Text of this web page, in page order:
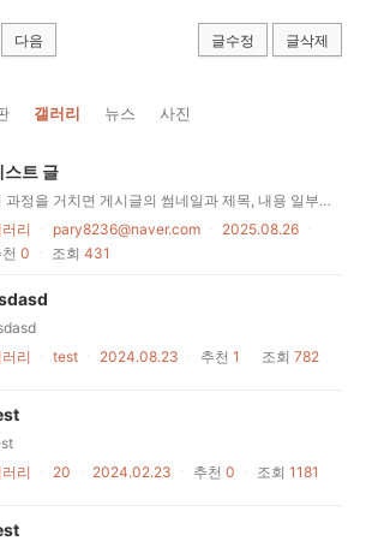
다음 글수정 글삭제
갤러리 뉴스 사진
스트 글
이 과정을 거치면 게시글의 썸네일과 제목, 내용 일부가
리
pary8236@naver.com 2025.08.26
0 조회 431
리
test 2024.08.23 추천 1 조회 782
리
20 2024.02.23 추천 0 조회 1181